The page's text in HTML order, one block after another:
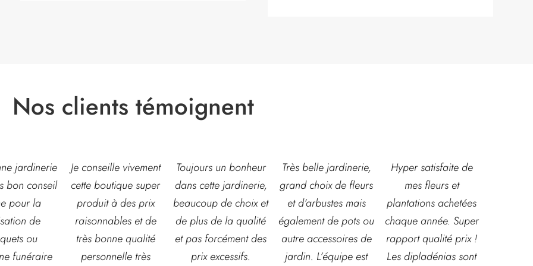
Nos clients témoignent
vivement
super
à des prix
et de
qualité
très
Toujours un bonheur
dans cette jardinerie,
beaucoup de choix et
de plus de la qualité
et pas forcément des
prix excessifs.
Très belle jardinerie,
grand choix de fleurs
et d’arbustes mais
également de pots ou
autre accessoires de
jardin. L’équipe est
Hyper satisfaite de
mes fleurs et
plantations achetées
chaque année. Super
rapport qualité prix !
Les dipladénias sont
Composition
magnifique pour le
baptême et le
mariage!
Bouquet mariée,
centre de table et